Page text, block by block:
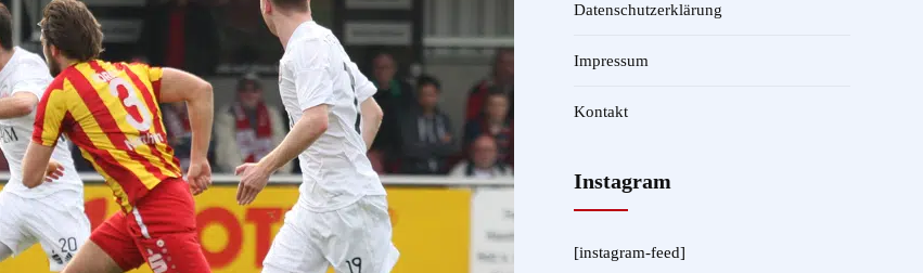
Datenschutzerklärung
Impressum
Kontakt
Instagram
[instagram-feed]